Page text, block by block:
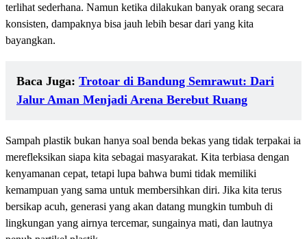
terlihat sederhana. Namun ketika dilakukan banyak orang secara
konsisten, dampaknya bisa jauh lebih besar dari yang kita
bayangkan.
Baca Juga: Trotoar di Bandung Semrawut: Dari
Jalur Aman Menjadi Arena Berebut Ruang
Sampah plastik bukan hanya soal benda bekas yang tidak terpakai ia
merefleksikan siapa kita sebagai masyarakat. Kita terbiasa dengan
kenyamanan cepat, tetapi lupa bahwa bumi tidak memiliki
kemampuan yang sama untuk membersihkan diri. Jika kita terus
bersikap acuh, generasi yang akan datang mungkin tumbuh di
lingkungan yang airnya tercemar, sungainya mati, dan lautnya